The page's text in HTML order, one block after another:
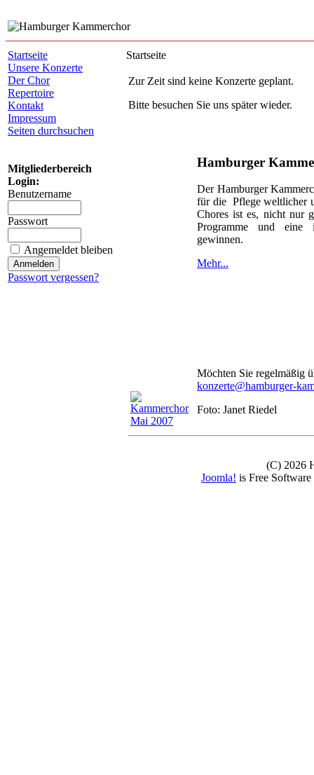
Startseite
Unsere Konzerte
Der Chor
Repertoire
Kontakt
Impressum
Seiten durchsuchen
Mitgliederbereich
Login:
Benutzername
Passwort
Angemeldet bleiben
Passwort vergessen?
Startseite
Zur Zeit sind keine Konzerte geplant.
Bitte besuchen Sie uns später wieder.
Hamburger
Der Hamburger
für die Pflege weltlicher
Chores ist es, nicht nur
Programme und eine
gewinnen.
Mehr...
Möchten Sie regelmäßig
konzerte@hamburger-
Foto: Janet Riedel
(C) 2026
Joomla! is Free